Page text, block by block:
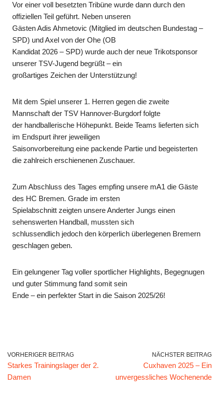
Vor einer voll besetzten Tribüne wurde dann durch den
offiziellen Teil geführt. Neben unseren
Gästen Adis Ahmetovic (Mitglied im deutschen Bundestag –
SPD) und Axel von der Ohe (OB
Kandidat 2026 – SPD) wurde auch der neue Trikotsponsor
unserer TSV-Jugend begrüßt – ein
großartiges Zeichen der Unterstützung!
Mit dem Spiel unserer 1. Herren gegen die zweite
Mannschaft der TSV Hannover-Burgdorf folgte
der handballerische Höhepunkt. Beide Teams lieferten sich
im Endspurt ihrer jeweiligen
Saisonvorbereitung eine packende Partie und begeisterten
die zahlreich erschienenen Zuschauer.
Zum Abschluss des Tages empfing unsere mA1 die Gäste
des HC Bremen. Grade im ersten
Spielabschnitt zeigten unsere Anderter Jungs einen
sehenswerten Handball, mussten sich
schlussendlich jedoch den körperlich überlegenen Bremern
geschlagen geben.
Ein gelungener Tag voller sportlicher Highlights, Begegnugen
und guter Stimmung fand somit sein
Ende – ein perfekter Start in die Saison 2025/26!
VORHERIGER BEITRAG
Starkes Trainingslager der 2.
Damen
NÄCHSTER BEITRAG
Cuxhaven 2025 – Ein
unvergessliches Wochenende